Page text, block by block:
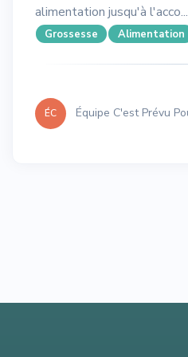
alimentation jusqu'à l'acco...
Grossesse Alimentation
ÉC Équipe C'est Prévu